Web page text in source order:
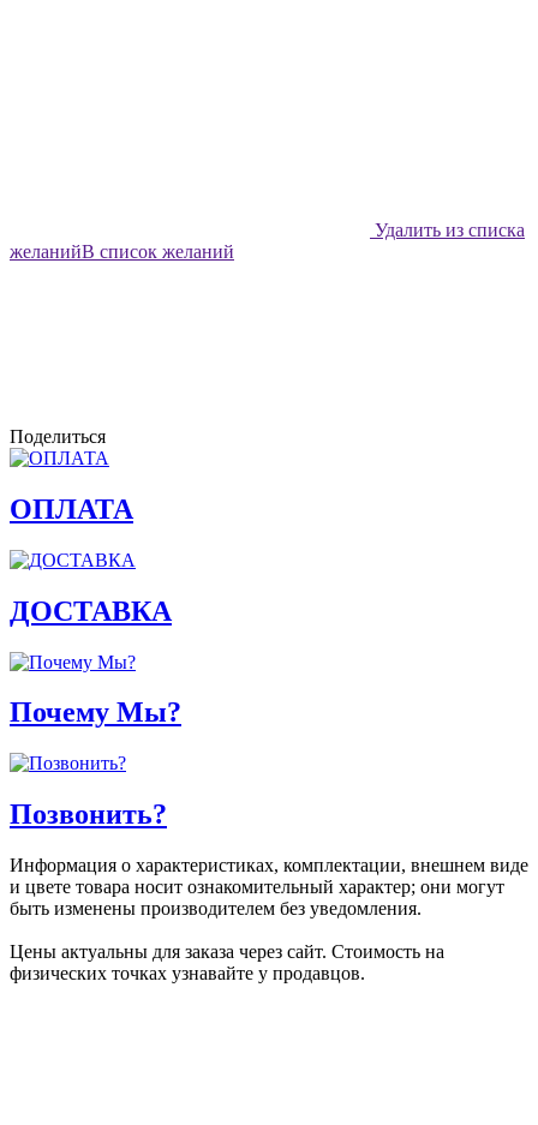
Удалить из списка
желанийВ список желаний
Поделиться
ОПЛАТА
ДОСТАВКА
Почему Мы?
Позвонить?
Информация о характеристиках, комплектации, внешнем виде
и цвете товара носит ознакомительный характер; они могут
быть изменены производителем без уведомления.
Цены актуальны для заказа через сайт. Стоимость на
физических точках узнавайте у продавцов.